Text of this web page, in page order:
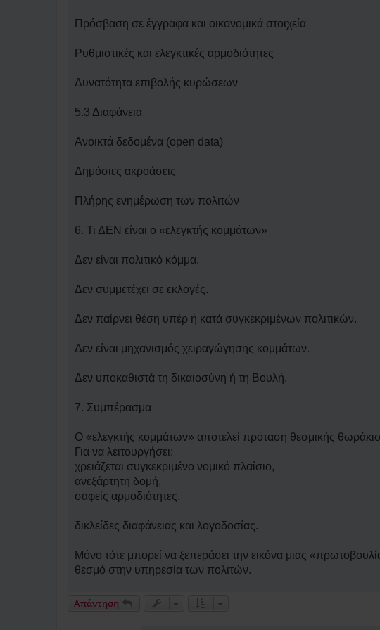
Πρόσβαση σε έγγραφα και οικονομικά στοιχεία
Ρυθμιστικές και ελεγκτικές αρμοδιότητες
Δυνατότητα επιβολής κυρώσεων
5.3 Διαφάνεια
Ανοικτά δεδομένα (open data)
Δημόσιες ακροάσεις
Πλήρης ενημέρωση των πολιτών
6. Τι ΔΕΝ είναι ο «ελεγκτής κομμάτων»
Δεν είναι πολιτικό κόμμα.
Δεν συμμετέχει σε εκλογές.
Δεν παίρνει θέση υπέρ ή κατά συγκεκριμένων πολιτικών.
Δεν είναι μηχανισμός χειραγώγησης κομμάτων.
Δεν υποκαθιστά τη δικαιοσύνη ή τη Βουλή.
7. Συμπέρασμα
Ο «ελεγκτής κομμάτων» αποτελεί πρόταση θεσμικής
Για να λειτουργήσει:
χρειάζεται συγκεκριμένο νομικό πλαίσιο,
ανεξάρτητη δομή,
σαφείς αρμοδιότητες,
δικλείδες διαφάνειας και λογοδοσίας.
Μόνο τότε μπορεί να ξεπεράσει την εικόνα μιας
θεσμό στην υπηρεσία των πολιτών.
Απάντηση